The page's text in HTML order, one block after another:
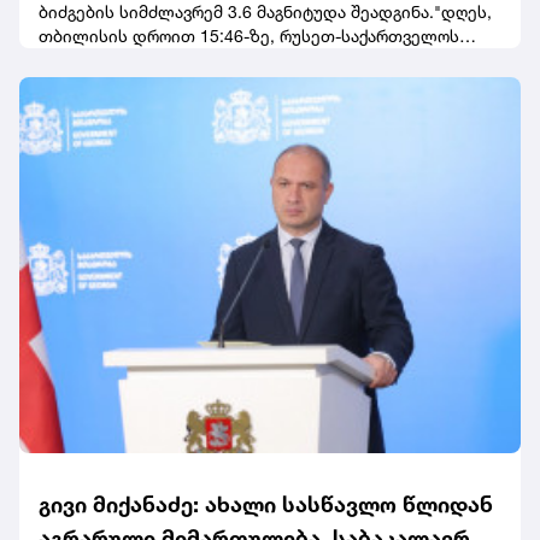
ბიძგების სიმძლავრემ 3.6 მაგნიტუდა შეადგინა."დღეს,
თბილისის დროით 15:46-ზე, რუსეთ-საქართველოს
მიწისძვრა", - აღნიშნულია განცხადებაში.
გივი მიქანაძე: ახალი სასწავლო წლიდან